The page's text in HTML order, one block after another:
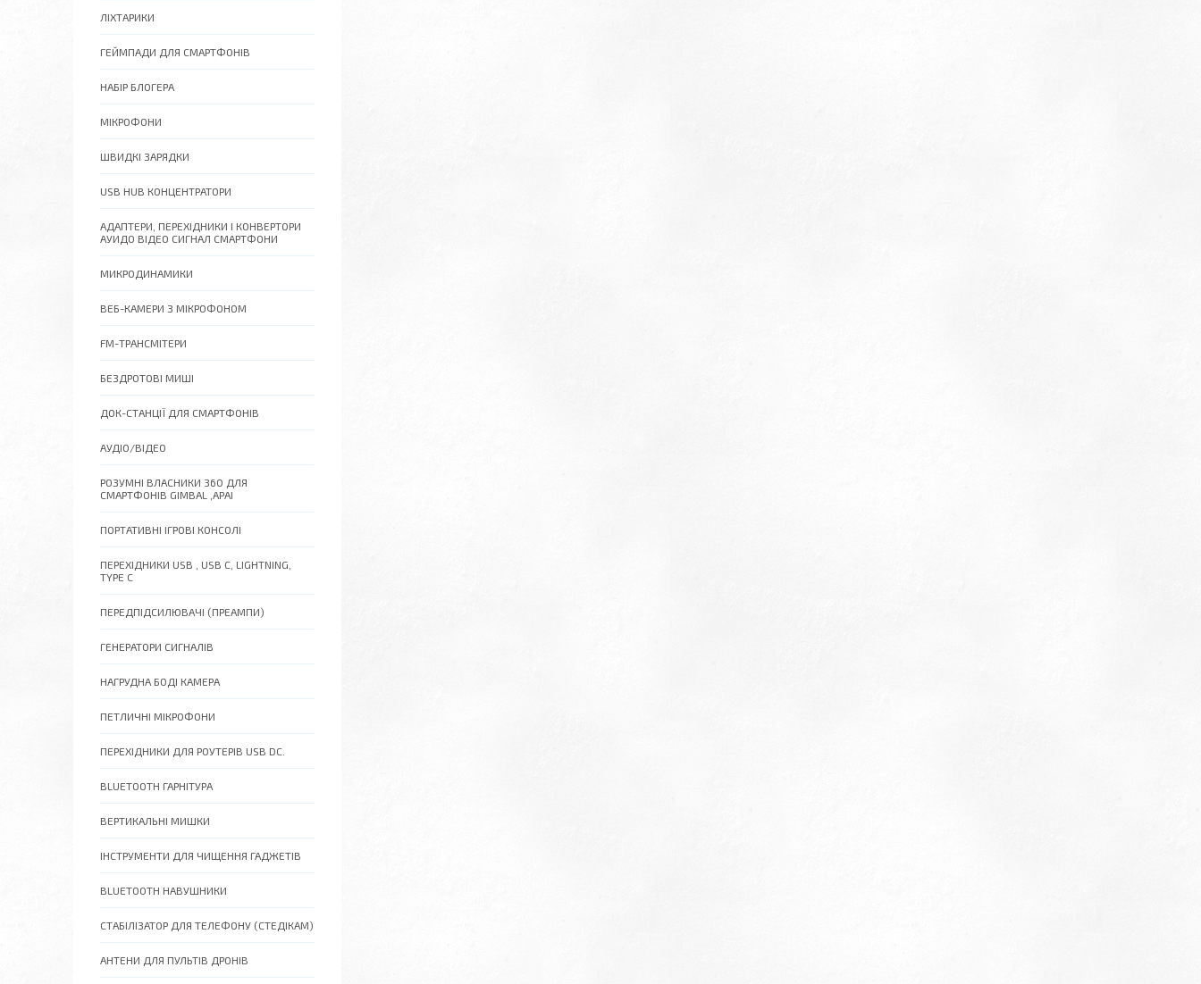
ЛІХТАРИКИ
ГЕЙМПАДИ ДЛЯ СМАРТФОНІВ
НАБІР БЛОГЕРА
МІКРОФОНИ
ШВИДКІ ЗАРЯДКИ
USB HUB КОНЦЕНТРАТОРИ
АДАПТЕРИ, ПЕРЕХІДНИКИ І КОНВЕРТОРИ
АУИДО ВІДЕО СИГНАЛ СМАРТФОНИ
МИКРОДИНАМИКИ
ВЕБ-КАМЕРИ З МІКРОФОНОМ
FM-ТРАНСМІТЕРИ
БЕЗДРОТОВІ МИШІ
ДОК-СТАНЦІЇ ДЛЯ СМАРТФОНІВ
АУДІО/ВІДЕО
РОЗУМНІ ВЛАСНИКИ 360 ДЛЯ
СМАРТФОНІВ GIMBAL ,APAI
ПОРТАТИВНІ ІГРОВІ КОНСОЛІ
ПЕРЕХІДНИКИ USB , USB C, LIGHTNING,
TYPE C
ПЕРЕДПІДСИЛЮВАЧІ (ПРЕАМПИ)
ГЕНЕРАТОРИ СИГНАЛІВ
НАГРУДНА БОДІ КАМЕРА
ПЕТЛИЧНІ МІКРОФОНИ
ПЕРЕХІДНИКИ ДЛЯ РОУТЕРІВ USB DC.
BLUETOOTH ГАРНІТУРА
ВЕРТИКАЛЬНІ МИШКИ
ІНСТРУМЕНТИ ДЛЯ ЧИЩЕННЯ ГАДЖЕТІВ
BLUETOOTH НАВУШНИКИ
СТАБІЛІЗАТОР ДЛЯ ТЕЛЕФОНУ (СТЕДІКАМ)
АНТЕНИ ДЛЯ ПУЛЬТІВ ДРОНІВ